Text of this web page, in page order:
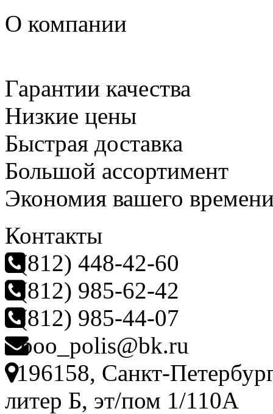
О компании
Гарантии качества
Низкие цены
Быстрая доставка
Большой ассортимент
Экономия вашего
Контакты
(812) 448-42-60
(812) 985-62-42
(812) 985-44-07
ooo_polis@bk.ru
196158, Санкт-
литер Б, эт/пом 1/110А